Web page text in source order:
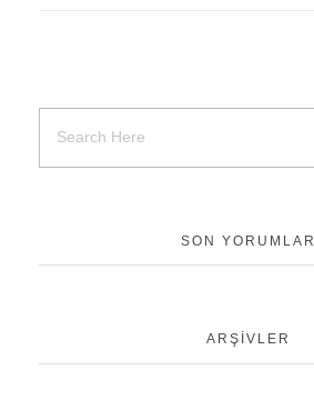
SON YORUMLAR
ARŞIVLER